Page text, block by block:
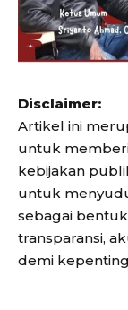
Disclaimer:
Artikel ini
untuk
kebijakan
untuk
sebagai
transparansi,
demi